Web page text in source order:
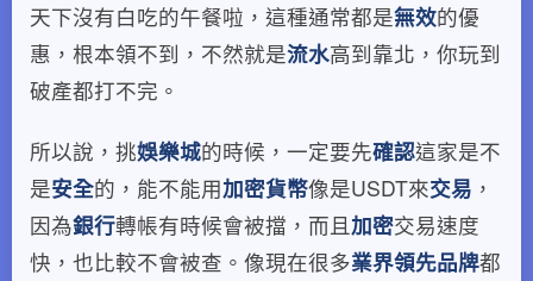
天下沒有白吃的午餐啦，這種通常都是無效的優
惠，根本領不到，不然就是流水高到靠北，你玩到
破產都打不完。
所以說，挑娛樂城的時候，一定要先確認這家是不
是安全的，能不能用加密貨幣像是USDT來交易 ，
因為銀行轉帳有時候會被擋，而且加密交易速度
快，也比較不會被查。像現在很多業界領先品牌都